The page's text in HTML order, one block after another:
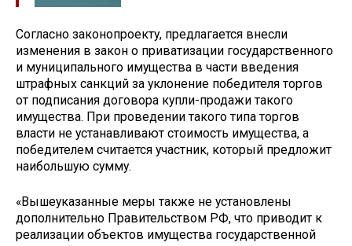
Согласно законопроекту, предлагается внесли
изменения в закон о приватизации государственного
и муниципального имущества в части введения
штрафных санкций за уклонение победителя торгов
от подписания договора купли-продажи такого
имущества. При проведении такого типа торгов
власти не устанавливают стоимость имущества, а
победителем считается участник, который предложит
наибольшую сумму.
«Вышеуказанные меры также не установлены
дополнительно Правительством РФ, что приводит к
реализации объектов имущества государственной